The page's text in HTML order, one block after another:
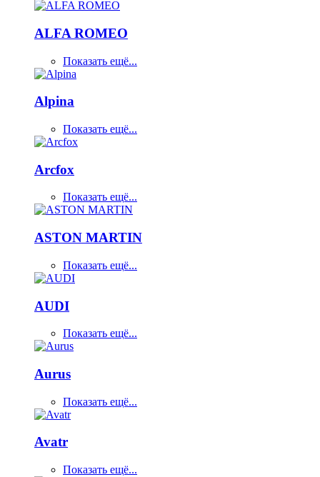
ALFA ROMEO
Показать ещё...
Alpina
Показать ещё...
Arcfox
Показать ещё...
ASTON MARTIN
Показать ещё...
AUDI
Показать ещё...
Aurus
Показать ещё...
Avatr
Показать ещё...